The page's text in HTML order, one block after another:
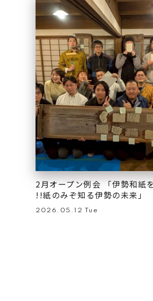
2月オープン例会 「伊勢和紙
!!紙のみぞ知る伊勢の未来」
2026.05.12 Tue